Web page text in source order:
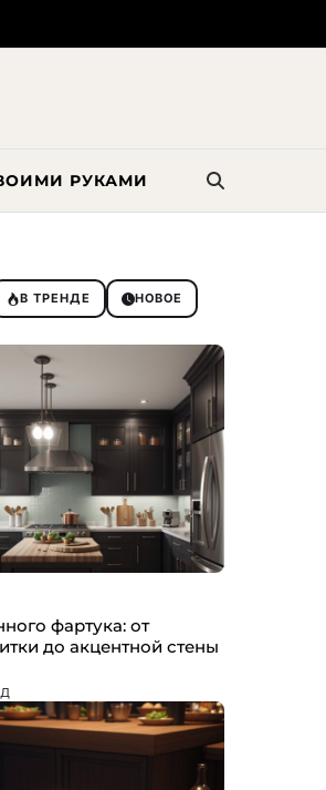
РУКАМИ
В ТРЕНДЕ НОВОЕ
фартука: от
до акцентной стены